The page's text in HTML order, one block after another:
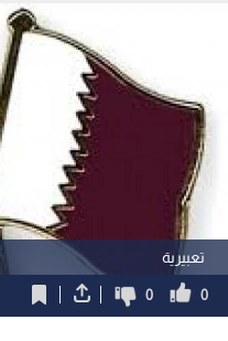
تعبيرية
0
0